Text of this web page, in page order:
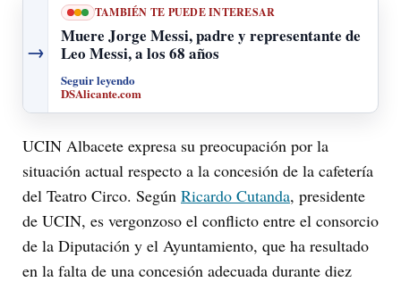
→
TAMBIÉN TE PUEDE INTERESAR
Muere Jorge Messi, padre y representante de
Leo Messi, a los 68 años
Seguir leyendo
DSAlicante.com
UCIN Albacete expresa su preocupación por la
situación actual respecto a la concesión de la cafetería
del Teatro Circo. Según Ricardo Cutanda, presidente
de UCIN, es vergonzoso el conflicto entre el consorcio
de la Diputación y el Ayuntamiento, que ha resultado
en la falta de una concesión adecuada durante diez